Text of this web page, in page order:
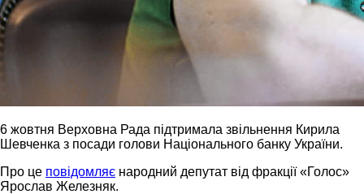
6 жовтня Верховна Рада підтримала звільнення Кирила
Шевченка з посади голови Національного банку України.
Про це повідомляє народний депутат від фракції «Голос»
Ярослав Железняк.